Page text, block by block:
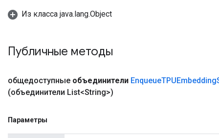
Из класса java.lang.Object
Публичные методы
общедоступные объединители EnqueueTPUEmbedding
(объединители List<String>)
Параметры